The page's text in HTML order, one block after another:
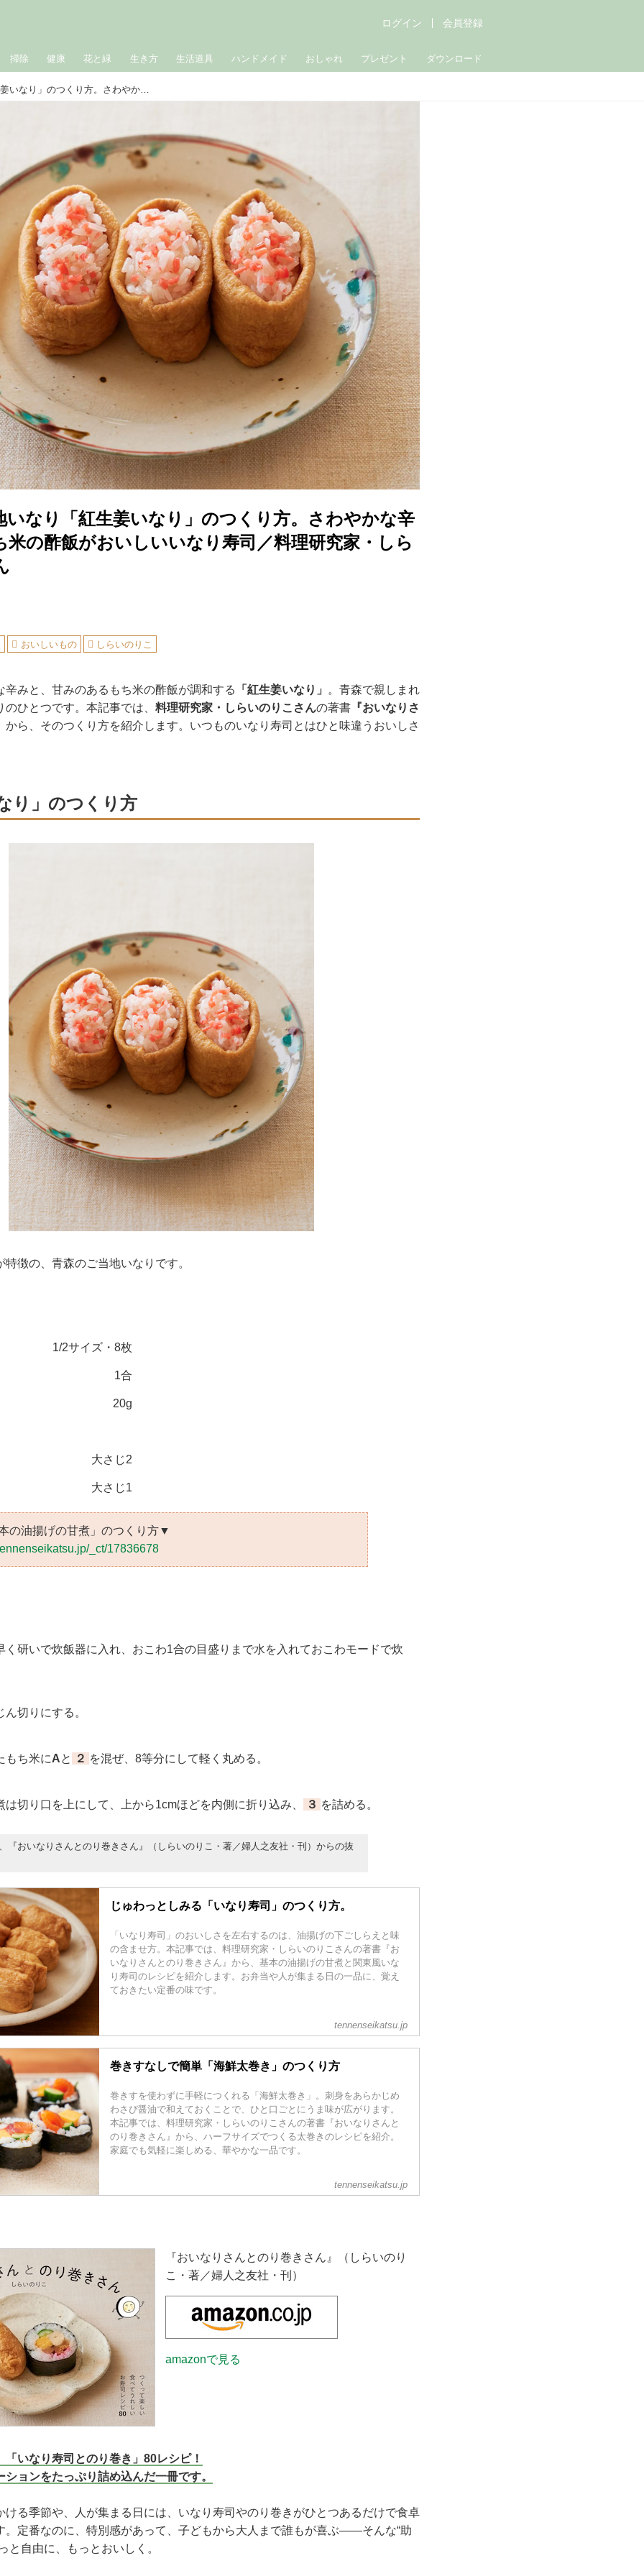
掃除 健康 花と緑 生き方 生活道具 ハンドメイド おしゃれ プレゼント ダウンロード
ログイン 会員登録
青森のご当地いなり「紅生姜いなり」のつくり方。さわやかな辛味と甘いもち米の酢飯がおいしいいなり寿司／料理研究家・しらいのりこさん
いなり「紅生姜いなり」のつくり方。さわやかな辛
米の酢飯がおいしいいなり寿司／料理研究家・しら
おいしいもの しらいのりこ
辛みと、甘みのあるもち米の酢飯が調和する 「紅生姜いなり」
。青森で親しまれ
ひとつです。本記事では、 料理研究家・しらいのりこさんの著書 『おいなりさ
から、そのつくり方を紹介します。いつものいなり寿司とはひと味違うおいしさ
り」のつくり方
徴の、青森のご当地いなりです。
1/2サイズ・8枚
1合
20g
大さじ2
大さじ1
の油揚げの甘煮」のつくり方▼
_ct/17836678
研いで炊飯器に入れ、おこわ1合の目盛りまで水を入れておこわモードで炊
切りにする。
ち米にAと ２ を混ぜ、8等分にして軽く丸める。
切り口を上にして、上から1cmほどを内側に折り込み、 ３ を詰める。
『おいなりさんとのり巻きさん』（しらいのりこ・著／婦人之友社・刊）からの抜
じゅわっとしみる「いなり寿司」のつくり方。
「いなり寿司」のおいしさを左右するのは、油揚げの下ごしらえと味
の含ませ方。本記事では、料理研究家・しらいのりこさんの著書『お
いなりさんとのり巻きさん』から、基本の油揚げの甘煮と関東風いな
り寿司のレシピを紹介します。お弁当や人が集まる日の一品に、覚え
ておきたい定番の味です。
tennenseikatsu.jp
巻きすなしで簡単「海鮮太巻き」のつくり方
巻きすを使わずに手軽につくれる「海鮮太巻き」。刺身をあらかじめ
わさび醤油で和えておくことで、ひと口ごとにうま味が広がります。
本記事では、料理研究家・しらいのりこさんの著書『おいなりさんと
のり巻きさん』から、ハーフサイズでつくる太巻きのレシピを紹介。
家庭でも気軽に楽しめる、華やかな一品です。
tennenseikatsu.jp
『おいなりさんとのり巻きさん』（しらいのり
こ・著／婦人之友社・刊）
amazonで見る
「いなり寿司とのり巻き」80レシピ！
ョンをたっぷり詰め込んだ一冊です。
ける季節や、人が集まる日には、いなり寿司やのり巻きがひとつあるだけで食卓
。定番なのに、特別感があって、子どもから大人まで誰もが喜ぶ——そんな“助
と自由に、もっとおいしく。